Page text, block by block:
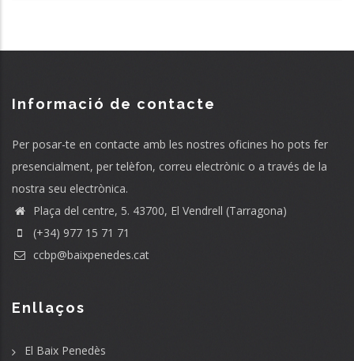
Informació de contacte
Per posar-te en contacte amb les nostres oficines ho pots fer
presencialment, per telèfon, correu electrònic o a través de la
nostra seu electrònica.
Plaça del centre, 5. 43700, El Vendrell (Tarragona)
(+34) 977 15 71 71
ccbp@baixpenedes.cat
Enllaços
El Baix Penedès